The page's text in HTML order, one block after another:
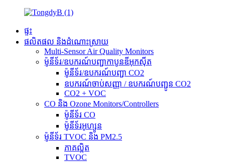
ផ្ទះ
ផលិតផល និងដំណោះស្រាយ
Multi-Sensor Air Quality Monitors
ម៉ូនីទ័រ/ឧបករណ៍បញ្ជាកាបូនឌីអុកស៊ីត
ម៉ូនីទ័រ/ឧបករណ៍បញ្ជា CO2
ឧបករណ៍ចាប់សញ្ញា / ឧបករណ៍បញ្ជូន CO2
CO2 + VOC
CO និង Ozone Monitors/Controllers
ម៉ូនីទ័រ CO
ម៉ូនីទ័រអូហ្សូន
ម៉ូនីទ័រ TVOC និង PM2.5
ភាគល្អិត
TVOC